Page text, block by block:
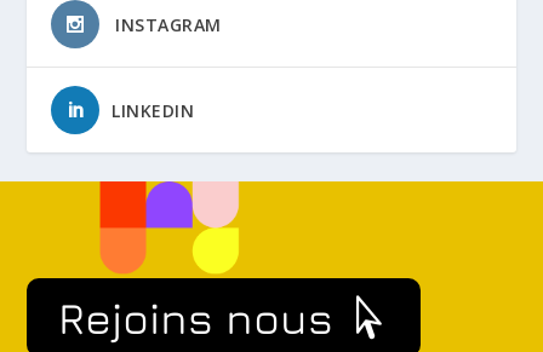
INSTAGRAM
LINKEDIN
Rejoins nous